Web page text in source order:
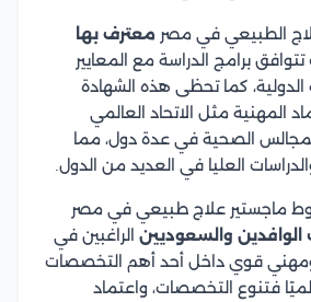
الطبيعي في مصر معترف بها
برامج الدراسة مع المعايير
الدولية، كما تحظى هذه الشهادة
المهنية مثل الاتحاد العالمي
الصحية في عدة دول، مما
العليا في العديد من الدول.
ماجستير علاج طبيعي في مصر
الوافدين والسعوديين الراغبين في
ومهني قوي داخل أحد أهم التخصصات
فتنوع التخصصات، واعتماد